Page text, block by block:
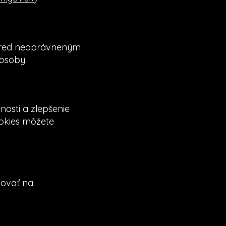
neoprávneným
a zlepšenie
môžete
na: